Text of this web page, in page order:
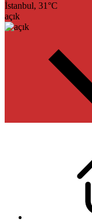
İstanbul, 31°C
açık